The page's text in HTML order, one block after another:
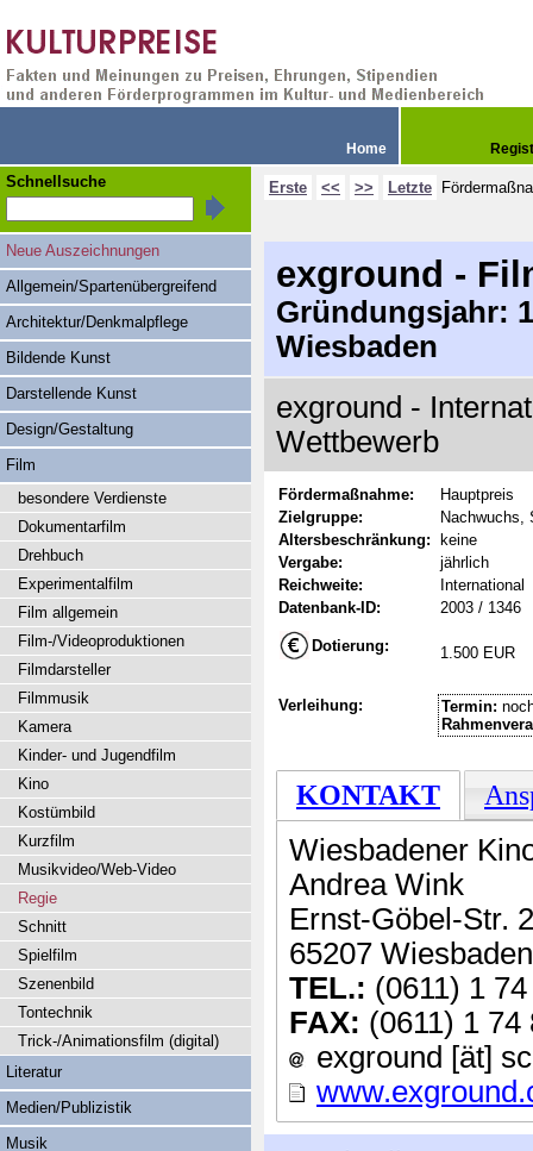
Home
Erste << >> Letzte
exground -
Gründungsjahr:
Wiesbaden
exground -
Wettbewerb
Fördermaßnahme:
Hauptpreis
Zielgruppe:
Nachwuchs,
Altersbeschränkung:
keine
Vergabe:
jährlich
Reichweite:
International
Datenbank-ID:
2003 / 1346
Dotierung: 1.500 EUR
Verleihung: Termin:
KONTAKT
Wiesbadener
Andrea Wink
Ernst-Göbel-Str.
65207 Wiesbaden
TEL.: (0611) 1
FAX: (0611) 1 74
exground [ät]
Schnellsuche
Neue Auszeichnungen
Allgemein/Spartenübergreifend
Architektur/Denkmalpflege
Bildende Kunst
Darstellende Kunst
Design/Gestaltung
Film
besondere Verdienste
Dokumentarfilm
Drehbuch
Experimentalfilm
Film allgemein
Film-/Videoproduktionen
Filmdarsteller
Filmmusik
Kamera
Kinder- und Jugendfilm
Kino
Kostümbild
Kurzfilm
Musikvideo/Web-Video
Regie
Schnitt
Spielfilm
Szenenbild
Tontechnik
Trick-/Animationsfilm (digital)
Literatur
Medien/Publizistik
Musik